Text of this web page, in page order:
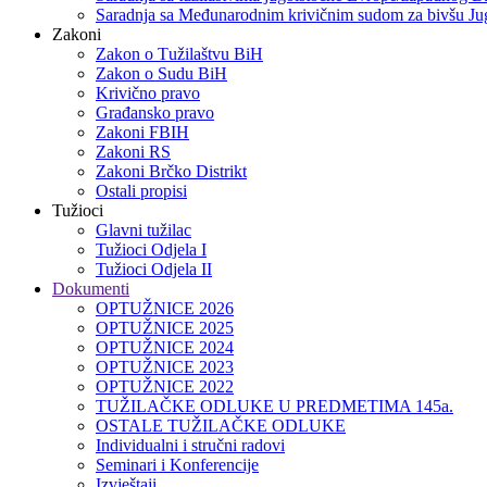
Saradnja sa Međunarodnim krivičnim sudom za bivšu
Zakoni
Zakon o Тužilaštvu BiH
Zakon o Sudu BiH
Krivično pravo
Građansko pravo
Zakoni FBIH
Zakoni RS
Zakoni Brčko Distrikt
Ostali propisi
Tužioci
Glavni tužilac
Tužioci Odjela I
Tužioci Odjela II
Dokumenti
OPTUŽNICE 2026
OPTUŽNICE 2025
OPTUŽNICE 2024
OPTUŽNICE 2023
OPTUŽNICE 2022
TUŽILAČKE ODLUKE U PREDMETIMA 145a.
OSTALE TUŽILAČKE ODLUKE
Individualni i stručni radovi
Seminari i Konferencije